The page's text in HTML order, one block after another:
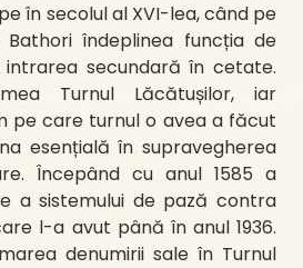
în secolul al XVI-lea, când pe
îndeplinea funcția de
secundară în cetate.
Turnul Lăcătușilor, iar
pe care turnul o avea a făcut
esențială în supravegherea
Începând cu anul 1585 a
a sistemului de pază contra
l-a avut până în anul 1936.
denumirii sale în Turnul